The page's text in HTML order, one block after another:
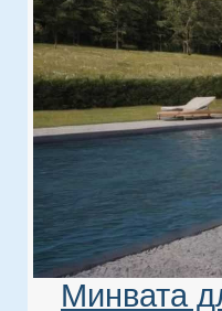
Минвата